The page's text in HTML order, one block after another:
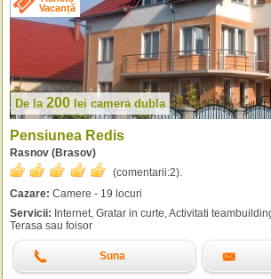
Vacanță
De la 200 leicamera dubla
Pensiunea Redis
Rasnov (Brasov)
(comentarii:2).
Cazare: Camere - 19 locuri
Servicii: Internet, Gratar in curte, Activitati
Terasa sau foisor
Suna